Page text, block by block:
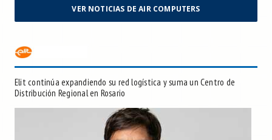
VER NOTICIAS DE AIR COMPUTERS
Elit continúa expandiendo su red logística y suma un Centro de
Distribución Regional en Rosario